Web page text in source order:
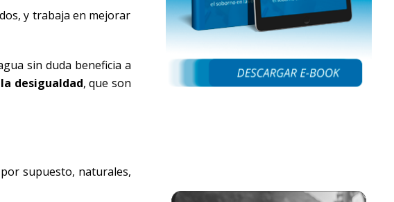
y trabaja en mejorar
sin duda beneficia a
desigualdad, que son
supuesto, naturales,